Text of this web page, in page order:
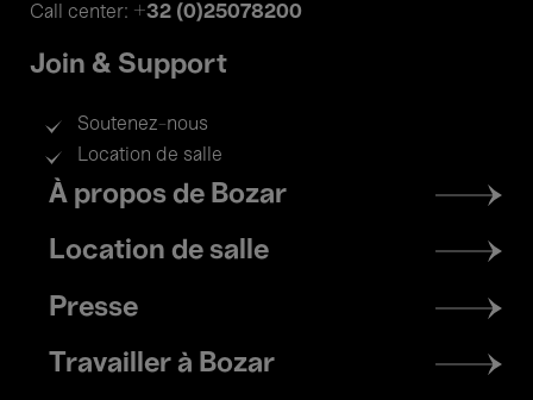
Call center: +32 (0)25078200
Join & Support
Soutenez-nous
Location de salle
Footer
menu
À propos de Bozar
Location de salle
Presse
Travailler à Bozar